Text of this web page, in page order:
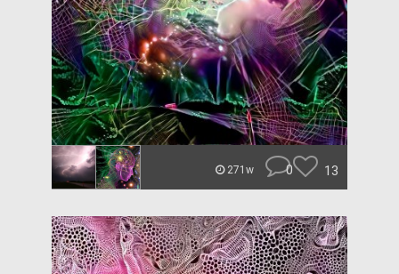
271w 0 13